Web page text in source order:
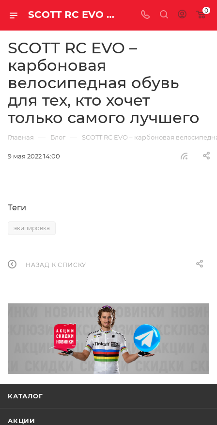
SCOTT RC EVO – карбоновая велосипедная обувь для тех, кто хочет только самого лучшего | Блог 0
SCOTT RC EVO –
карбоновая
велосипедная обувь
для тех, кто хочет
только самого лучшего
Главная — Блог — SCOTT RC EVO – карбоновая
9 мая 2022 14:00
Теги
экипировка
НАЗАД К СПИСКУ
КАТАЛОГ
АКЦИИ